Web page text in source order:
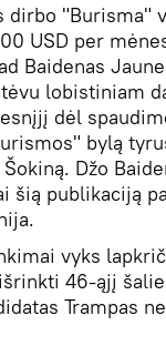
dirbo "Burisma"
USD per
Baidenas
lobistiniam
dėl
bylą
Džo
šią publikaciją
vyks
46-ąjį
Trampas